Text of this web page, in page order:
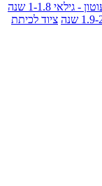
- גילאי 1-1.8 שנה
ציוד לכיתת